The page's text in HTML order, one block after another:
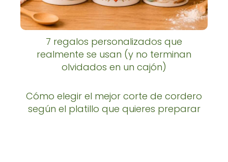
7 regalos personalizados que
realmente se usan (y no terminan
olvidados en un cajón)
Cómo elegir el mejor corte de cordero
según el platillo que quieres preparar